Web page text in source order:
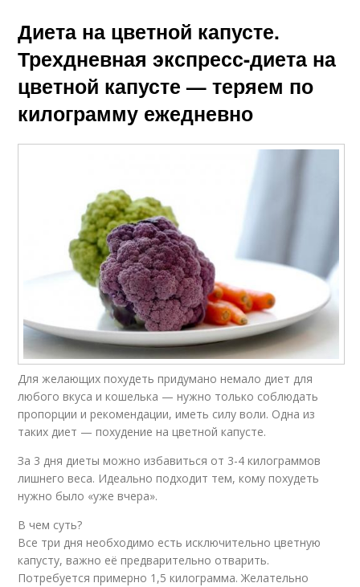
Диета на цветной капусте.
Трехдневная экспресс-диета на
цветной капусте — теряем по
килограмму ежедневно
Для желающих похудеть придумано немало диет для
любого вкуса и кошелька — нужно только соблюдать
пропорции и рекомендации, иметь силу воли. Одна из
таких диет — похудение на цветной капусте.
За 3 дня диеты можно избавиться от 3-4 килограммов
лишнего веса. Идеально подходит тем, кому похудеть
нужно было «уже вчера».
В чем суть?
Все три дня необходимо есть исключительно цветную
капусту, важно её предварительно отварить.
Потребуется примерно 1,5 килограмма. Желательно